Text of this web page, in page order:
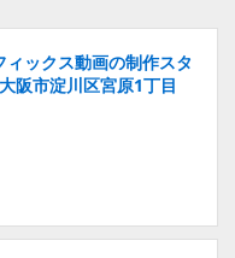
ィックス動画の制作スタ
阪市淀川区宮原1丁目